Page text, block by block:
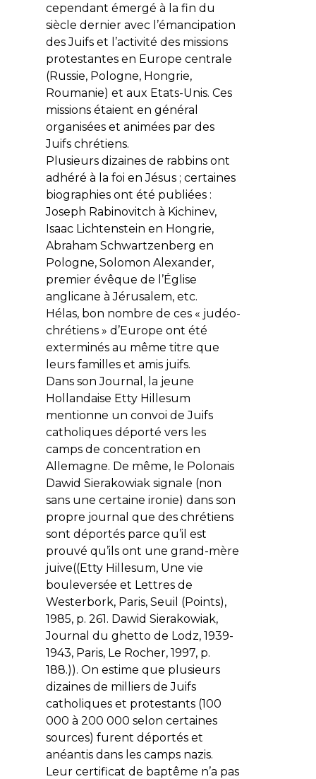
cependant émergé à la fin du
siècle dernier avec l’émancipation
des Juifs et l’activité des missions
protestantes en Europe centrale
(Russie, Pologne, Hongrie,
Roumanie) et aux Etats-Unis. Ces
missions étaient en général
organisées et animées par des
Juifs chrétiens.
Plusieurs dizaines de rabbins ont
adhéré à la foi en Jésus ; certaines
biographies ont été publiées :
Joseph Rabinovitch à Kichinev,
Isaac Lichtenstein en Hongrie,
Abraham Schwartzenberg en
Pologne, Solomon Alexander,
premier évêque de l’Église
anglicane à Jérusalem, etc.
Hélas, bon nombre de ces « judéo-
chrétiens » d’Europe ont été
exterminés au même titre que
leurs familles et amis juifs.
Dans sonJournal , la jeune
Hollandaise Etty Hillesum
mentionne un convoi de Juifs
catholiques déporté vers les
camps de concentration en
Allemagne. De même, le Polonais
Dawid Sierakowiak signale (non
sans une certaine ironie) dans son
propre journal que des chrétiens
sont déportés parce qu’il est
prouvé qu’ils ont une grand-mère
juive((Etty Hillesum, Une vie
bouleversée et Lettres de
Westerbork, Paris, Seuil (Points),
1985, p. 261. Dawid Sierakowiak,
Journal du ghetto de Lodz, 1939-
1943, Paris, Le Rocher, 1997, p.
188.)). On estime que plusieurs
dizaines de milliers de Juifs
catholiques et protestants (100
000 à 200 000 selon certaines
sources) furent déportés et
anéantis dans les camps nazis.
Leur certificat de baptême n’a pas